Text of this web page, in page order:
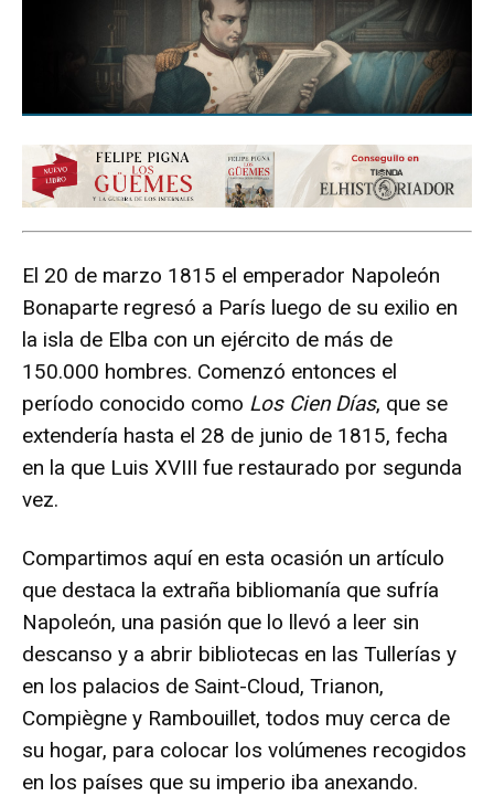
El 20 de marzo 1815 el emperador Napoleón
Bonaparte regresó a París luego de su exilio en
la isla de Elba con un ejército de más de
150.000 hombres. Comenzó entonces el
período conocido como Los Cien Días, que se
extendería hasta el 28 de junio de 1815, fecha
en la que Luis XVIII fue restaurado por segunda
vez.
Compartimos aquí en esta ocasión un artículo
que destaca la extraña bibliomanía que sufría
Napoleón, una pasión que lo llevó a leer sin
descanso y a abrir bibliotecas en las Tullerías y
en los palacios de Saint-Cloud, Trianon,
Compiègne y Rambouillet, todos muy cerca de
su hogar, para colocar los volúmenes recogidos
en los países que su imperio iba anexando.